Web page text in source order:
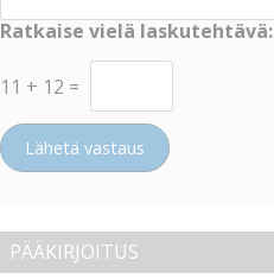
Ratkaise vielä laskutehtävä:
11 + 12 =
Lähetä vastaus
PÄÄKIRJOITUS